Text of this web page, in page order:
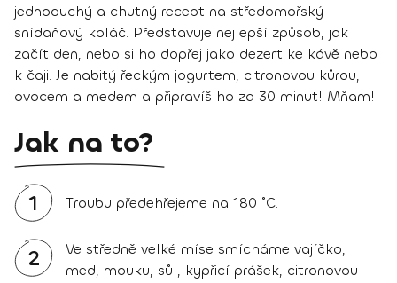
jednoduchý a chutný recept na středomořský
snídaňový koláč. Představuje nejlepší způsob, jak
začít den, nebo si ho dopřej jako dezert ke kávě nebo
k čaji. Je nabitý řeckým jogurtem, citronovou kůrou,
ovocem a medem a připravíš ho za 30 minut! Mňam!
Jak na to?
1 Troubu předehřejeme na 180 ˚C.
2
Ve středně velké míse smícháme vajíčko,
med, mouku, sůl, kypřicí prášek, citronovou